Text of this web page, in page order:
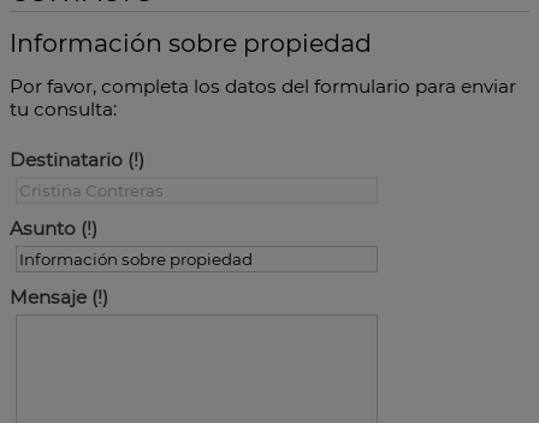
Información sobre propiedad
Por favor, completa los datos del formulario para enviar
tu consulta:
Destinatario
Asunto
Mensaje